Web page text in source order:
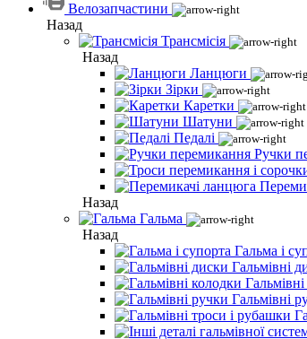
Велозапчастини
Назад
Трансмісія
Назад
Ланцюги
Зірки
Каретки
Шатуни
Педалі
Ручки
Назад
Гальма
Назад
Гальма і
Гальмівні
Гальмівні